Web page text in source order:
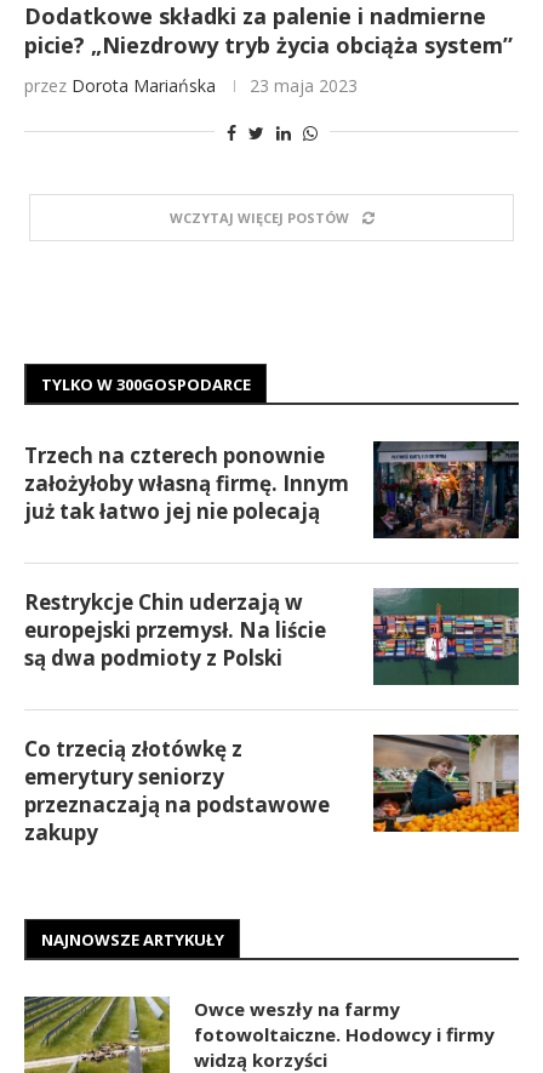
Dodatkowe składki za palenie i nadmierne
picie? „Niezdrowy tryb życia obciąża system”
przez Dorota Mariańska 23 maja 2023
WCZYTAJ WIĘCEJ POSTÓW
TYLKO W 300GOSPODARCE
Trzech na czterech ponownie
założyłoby własną firmę. Innym
już tak łatwo jej nie polecają
Restrykcje Chin uderzają w
europejski przemysł. Na liście
są dwa podmioty z Polski
Co trzecią złotówkę z
emerytury seniorzy
przeznaczają na podstawowe
zakupy
NAJNOWSZE ARTYKUŁY
Owce weszły na farmy
fotowoltaiczne. Hodowcy i firmy
widzą korzyści